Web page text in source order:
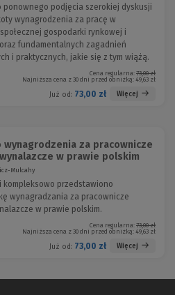
ponownego podjęcia szerokiej dyskusji
wynagrodzenia za pracę w
gospodarki rynkowej i
fundamentalnych zagadnień
i praktycznych, jakie się z tym wiążą.
Cena regularna: 73,00 zł
Najniższa cena z 30 dni przed obniżką: 49,63 zł
Już od: 73,00 zł Więcej
wynagrodzenia za pracownicze
w prawie polskim
Mulcahy
kompleksowo przedstawiono
wynagradzania za pracownicze
w prawie polskim.
Cena regularna: 73,00 zł
Najniższa cena z 30 dni przed obniżką: 49,63 zł
Już od: 73,00 zł Więcej